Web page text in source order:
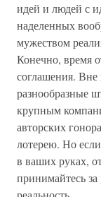
идей и людей с
наделенных
мужеством
Конечно, время
соглашения.
разнообразные
крупным
авторских
лотерею. Но
в ваших руках,
принимайтесь